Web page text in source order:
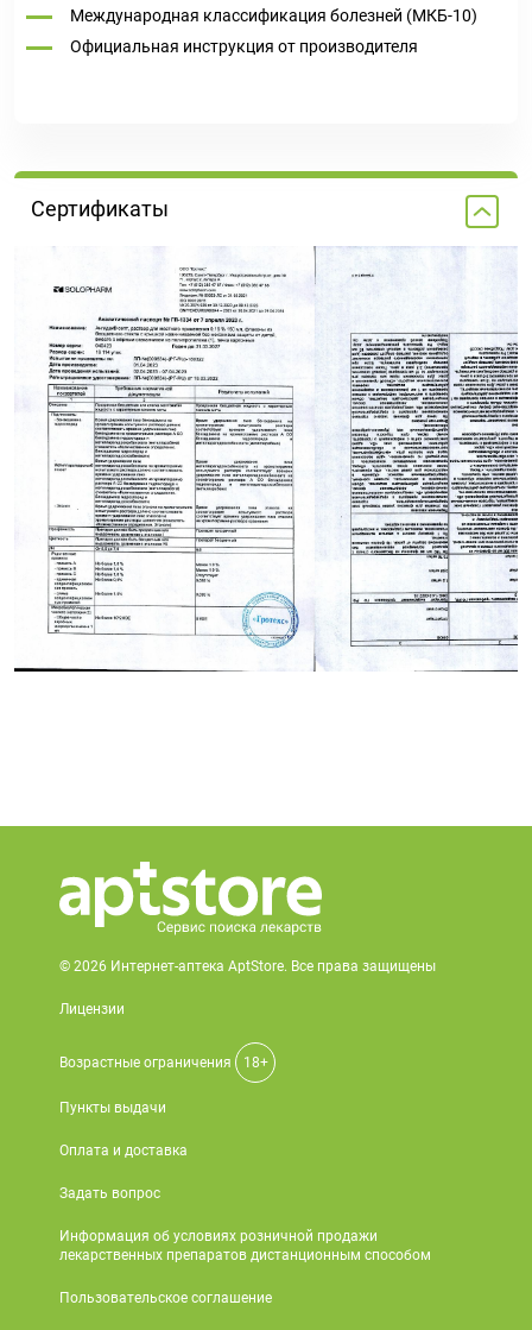
Международная классификация болезней (МКБ-10)
Официальная инструкция от производителя
Сертификаты
© 2026 Интернет-аптека AptStore. Все права защищены
Лицензии
Возрастные ограничения 18+
Пункты выдачи
Оплата и доставка
Задать вопрос
Информация об условиях розничной продажи
лекарственных препаратов дистанционным способом
Пользовательское соглашение